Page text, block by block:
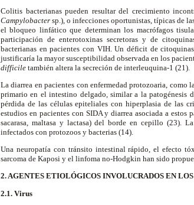
Colitis bacterianas pueden resultar del crecimiento
Campylobacter sp.), o infecciones oportunistas, típicas de
el bloqueo linfático que determinan los macrófagos
participación de enterotoxinas secretoras y de
bacterianas en pacientes con VIH. Un déficit de
justificaría la mayor susceptibilidad observada en los
difficile también altera la secreción de interleuquina-1 (21).
La diarrea en pacientes con enfermedad protozoaria,
primario en el intestino delgado, similar a la patogénesis
pérdida de las células epiteliales con hiperplasia de las
estudios en pacientes con SIDA y diarrea asociada a estos
sacarasa, maltasa y lactasa) del borde en cepillo (23).
infectados con protozoos y bacterias (14).
Una neuropatía con tránsito intestinal rápido, el efecto
sarcoma de Kaposi y el linfoma no-Hodgkin han sido
2. AGENTES ETIOLÓGICOS INVOLUCRADOS EN
2.1. Virus